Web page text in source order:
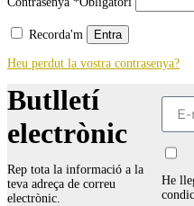
Recorda'm Entra
Heu perdut la vostra contrasenya?
Butlletí
electrònic
Rep tota la informació a la
teva adreça de correu
electrònic.
He